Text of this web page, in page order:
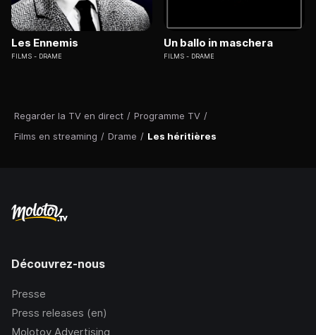
Regarder la TV en direct / Programme TV /
Films en streaming / Drame / Les héritières
Les Ennemis
FILMS DRAME
Un ballo in maschera
FILMS DRAME
Découvrez-nous
Presse
Press releases (en)
Molotov Advertising